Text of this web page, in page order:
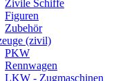
Zivile Schiffe
Figuren
Zubehör
(zivil)
PKW
Rennwagen
LKW - Zugmaschinen